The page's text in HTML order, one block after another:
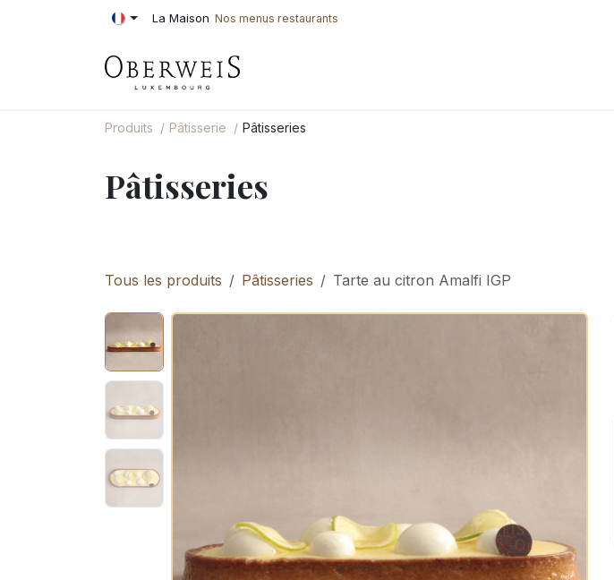
Se rendre au contenu La Maison Nos menus restaurants
Produits Pâtisserie Pâtisseries
Pâtisseries
Tous les produits Pâtisseries Tarte au citron Amalfi IGP